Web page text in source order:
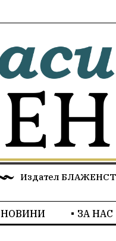
Издател
НОВИНИ ЗА НАС